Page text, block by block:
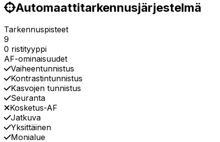
Automaattitarkennusjärjestelmä
Tarkennuspisteet
9
0 ristityyppi
AF-ominaisuudet
Vaiheentunnistus
Kontrastintunnistus
Kasvojen tunnistus
Seuranta
Kosketus-AF
Jatkuva
Yksittäinen
Monialue